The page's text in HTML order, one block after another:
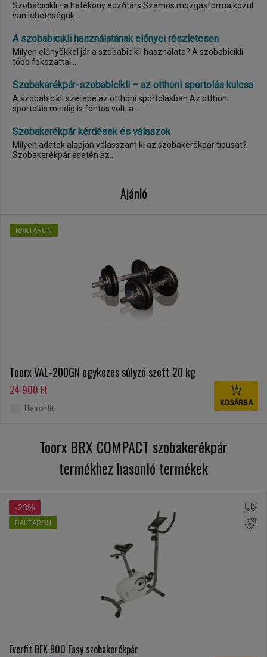
Szobabicikli - a hatékony edzőtárs Számos mozgásforma közül
van lehetőségük...
A szobabicikli használatának előnyei részletesen
Milyen előnyökkel jár a szobabicikli használata? A szobabicikli
több fokozattal...
Szobakerékpár-szobabicikli – az otthoni sportolás kulcsa
A szobabicikli szerepe az otthoni sportolásban Az otthoni
sportolás mindig is fontos volt, a...
Szobakerékpár kérdések és válaszok
Milyen adatok alapján válasszam ki az szobakerékpár típusát?
Szobakerékpár esetén az...
Ajánló
RAKTÁRON
Toorx VAL-20DGN egykezes súlyzó szett 20 kg
24 900 Ft
KOSÁRBA
Hasonlít
Toorx BRX COMPACT szobakerékpár
termékhez hasonló termékek
-23%
RAKTÁRON
Everfit BFK 800 Easy szobakerékpár